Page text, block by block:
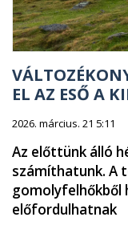
EL AZ ESŐ A
2026. március. 21 5:11
Az előttünk álló
számíthatunk. A
gomolyfelhőkből
előfordulhatnak